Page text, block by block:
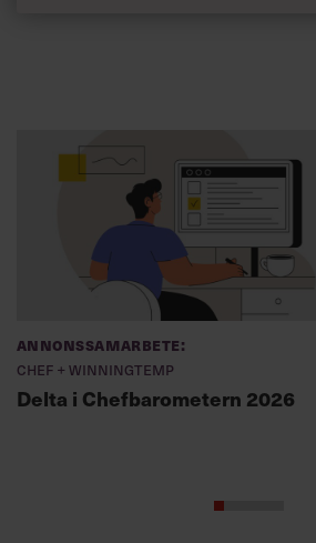
Annonssamarbete:
Chef + Winningtemp
Delta i Chefbarometern 2026